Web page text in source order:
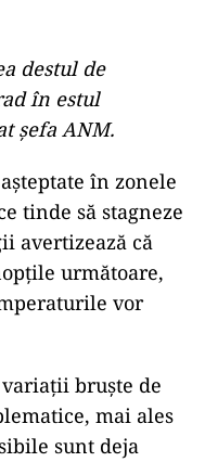
destul de
în estul
șefa ANM.
în zonele
tinde să stagneze
avertizează că
următoare,
vor
bruște de
mai ales
sunt deja